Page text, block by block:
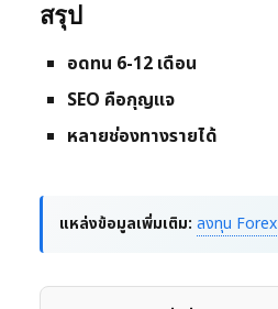
สรุป
อดทน 6-12 เดือน
SEO คือกุญแจ
หลายช่องทางรายได้
แหล่งข้อมูลเพิ่มเติม: ลงทุน Forex